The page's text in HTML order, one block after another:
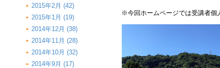
※今回ホームページでは受講者個
2015年2月 (42)
2015年1月 (19)
2014年12月 (38)
2014年11月 (28)
2014年10月 (32)
2014年9月 (17)